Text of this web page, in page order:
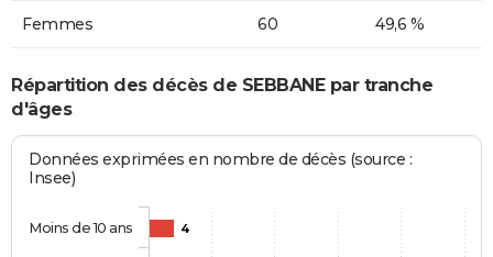
Femmes 60 49,6 %
Répartition des décès de SEBBANE par tranche
d'âges
Données exprimées en nombre de décès (source :
Insee)
4
Moins de 10 ans